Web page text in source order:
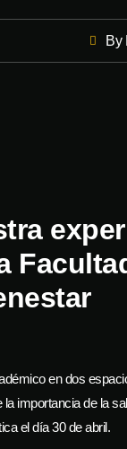
By
en dos
importancia de la
el día 30 de abril.